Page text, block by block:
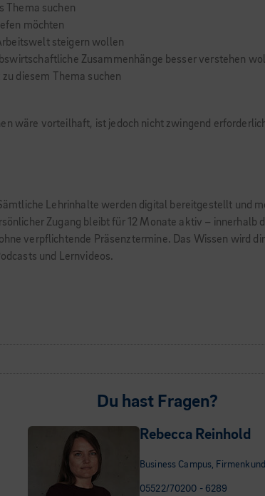
Thema suchen
möchten
steigern wollen
Zusammenhänge besser verstehen
diesem Thema suchen
wäre vorteilhaft, ist jedoch nicht zwingend
Lehrinhalte werden digital bereitgestellt und
Zugang bleibt für 12 Monate aktiv – innerhalb
verpflichtende Präsenztermine. Das Wissen wird
und Lernvideos.
Du hast Fragen?
Rebecca Reinhold
Business Campus,
05522/70200 - 6289